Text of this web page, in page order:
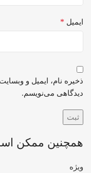
ایمیل *
ذخیره نام، ایمیل و
دیدگاهی می‌نویسم.
همچنین ممکن
ویژه